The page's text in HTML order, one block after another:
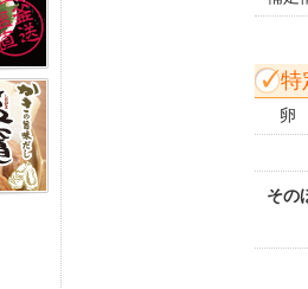
特
卵
その